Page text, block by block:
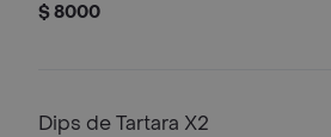
$ 8000
Dips de Tartara X2